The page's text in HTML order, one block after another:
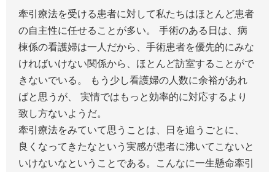
牽引療法を受ける患者に対して私たちはほとんど患者
の自主性に任せることが多い。 手術のある日は、病
棟係の看護婦は一人だから、手術患者を優先的にみな
ければいけない関係から、ほとんど訪室することがで
きないでいる。 もう少し看護婦の人数に余裕があれ
ばと思うが、 実情ではもっと効率的に対応するより
致し方ないようだ。
牽引療法をみていて思うことは、日を追うごとに、
良くなってきたなという実感が患者に沸いてこないと
いけないなということである。こんなに一生懸命牽引